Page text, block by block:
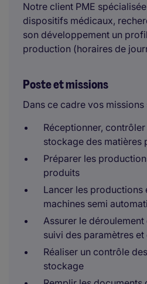
Notre client PME
dispositifs médicaux,
son développement un
production (horaires de
Poste et missions
Dans ce cadre vos missions
Réceptionner,
stockage des matières
Préparer les
produits
Lancer les productions
machines semi
Assurer le
suivi des paramètres
Réaliser un contrôle
stockage